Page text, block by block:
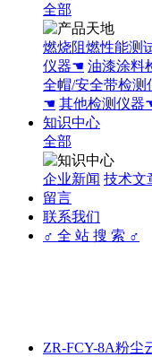
全部
燃烧阻燃性能测
仪器☚ 油漆涂料
全帽/安全带检测
☚ 其他检测仪器
知识中心
全部
企业新闻 技术文
留言
联系我们
♂ 全 站 搜 索 ♂
ZR-FCY-8A粉尘